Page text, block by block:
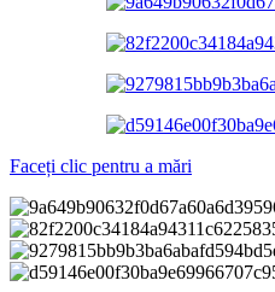
Faceți clic pentru a mări